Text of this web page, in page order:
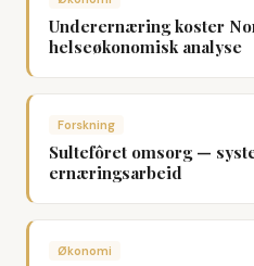
Underernæring koster
helseøkonomisk analyse
Forskning
Sultefôret omsorg —
ernæringsarbeid
Økonomi